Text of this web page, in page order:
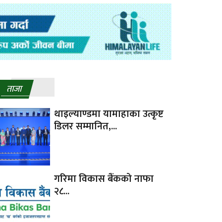
ताजा
थाइल्याण्डमा यामाहाका उत्कृष्ट
डिलर सम्मानित,...
गरिमा विकास बैंकको नाफा
२८...